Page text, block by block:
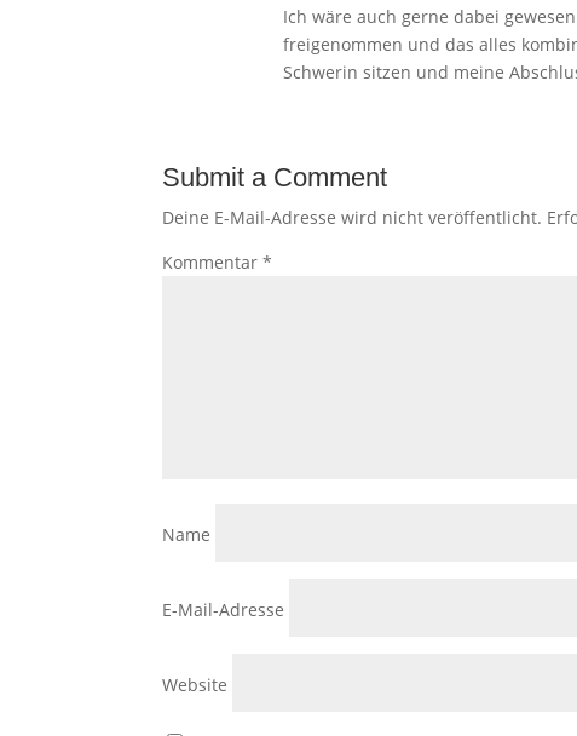
Ich wäre auch gerne dabei
freigenommen und das alles
Schwerin sitzen und meine
Submit a Comment
Deine E-Mail-Adresse wird nicht veröffentlicht.
Kommentar*
Name
E-Mail-Adresse
Website